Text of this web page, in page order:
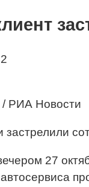
РИА Новости
застрелили
27